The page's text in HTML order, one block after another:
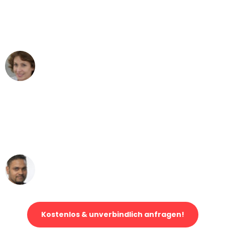
Kostenlos & unverbindlich anfragen!